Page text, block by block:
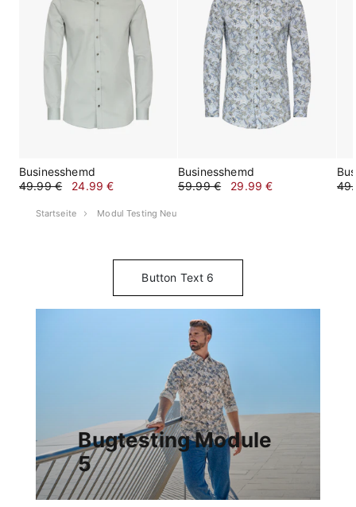
Businesshemd
49.99 €
24.99 €
Businesshemd
59.99 €
29.99 €
Startseite Modul Testing Neu
Button Text 6
Bugtesting Module
5